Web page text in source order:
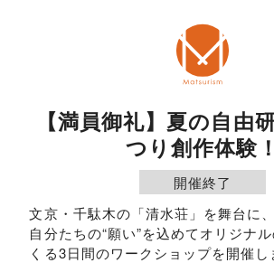
【満員御礼】夏の自由
つり創作体験！
開催終了
文京・千駄木の「清水荘」を舞台に
自分たちの“願い”を込めてオリジナ
くる3日間のワークショップを開催し